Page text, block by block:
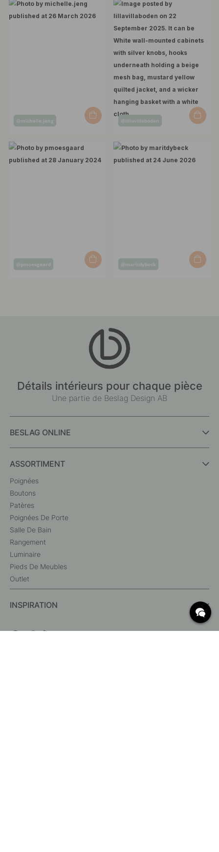
Post
by
@michelle.jeng
Post
by
@lillavillaboden
Post
@pmoesgaard
Post
@maritdybeck
Détails intérieurs pour chaque pièce
Une partie de Beslag Design AB
BESLAG ONLINE
ASSORTIMENT
Poignées
Boutons
Patères
Poignées De Porte
Salle De Bain
Rangement
Luminaire
Pieds De Meubles
Outlet
INSPIRATION